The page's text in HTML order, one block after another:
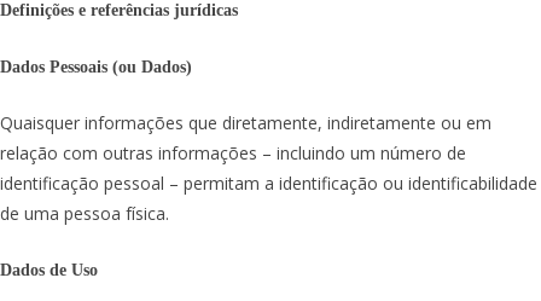
Definições e referências jurídicas
Dados Pessoais (ou Dados)
Quaisquer informações que diretamente, indiretamente ou em
relação com outras informações – incluindo um número de
identificação pessoal – permitam a identificação ou identificabilidade
de uma pessoa física.
Dados de Uso